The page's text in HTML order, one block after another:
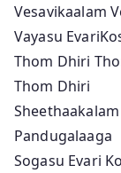
Vesavikaalam
Vayasu
Thom Dhiri
Thom Dhiri
Pandugalaaga
Sogasu Evari